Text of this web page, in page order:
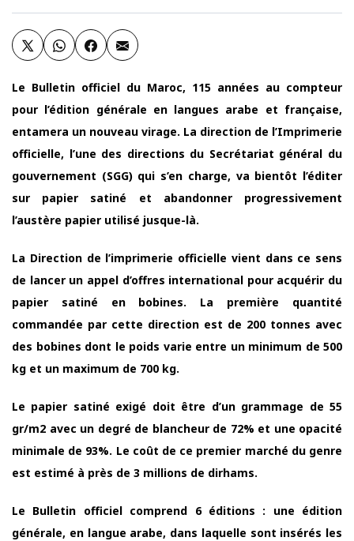
Le Bulletin officiel du Maroc, 115 années au compteur
pour l’édition générale en langues arabe et française,
entamera un nouveau virage. La direction de l’Imprimerie
officielle, l’une des directions du Secrétariat général du
gouvernement (SGG) qui s’en charge, va bientôt l’éditer
sur papier satiné et abandonner progressivement
l’austère papier utilisé jusque-là.
La Direction de l’imprimerie officielle vient dans ce sens
de lancer un appel d’offres international pour acquérir du
papier satiné en bobines. La première quantité
commandée par cette direction est de 200 tonnes avec
des bobines dont le poids varie entre un minimum de 500
kg et un maximum de 700 kg.
Le papier satiné exigé doit être d’un grammage de 55
gr/m2 avec un degré de blancheur de 72% et une opacité
minimale de 93%. Le coût de ce premier marché du genre
est estimé à près de 3 millions de dirhams.
Le Bulletin officiel comprend 6 éditions : une édition
générale, en langue arabe, dans laquelle sont insérés les